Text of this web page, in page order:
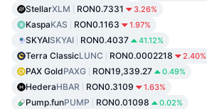
StellarXLM RON0.7331 3.26%
KaspaKAS RON0.1163 1.97%
SKYAISKYAI RON0.4037 41.12%
Terra ClassicLUNC RON0.0002218 2.40%
PAX GoldPAXG RON19,339.27 0.49%
HederaHBAR RON0.3109 1.63%
Pump.funPUMP RON0.01098 0.02%